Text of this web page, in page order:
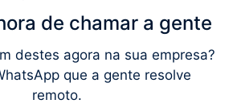
de chamar a gente
destes agora na sua empresa?
que a gente resolve
remoto.